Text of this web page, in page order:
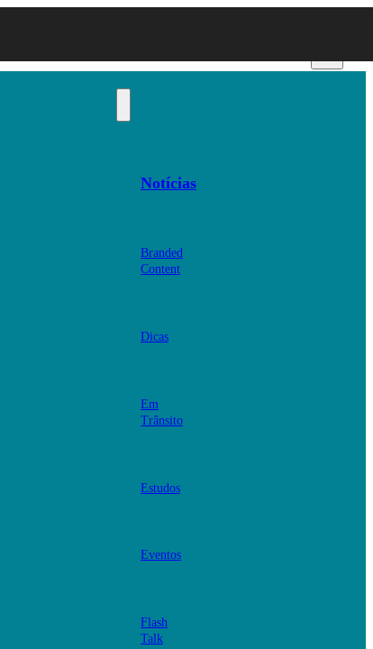
Notícias
Branded
Content
Dicas
Em
Trânsito
Estudos
Eventos
Flash
Talk